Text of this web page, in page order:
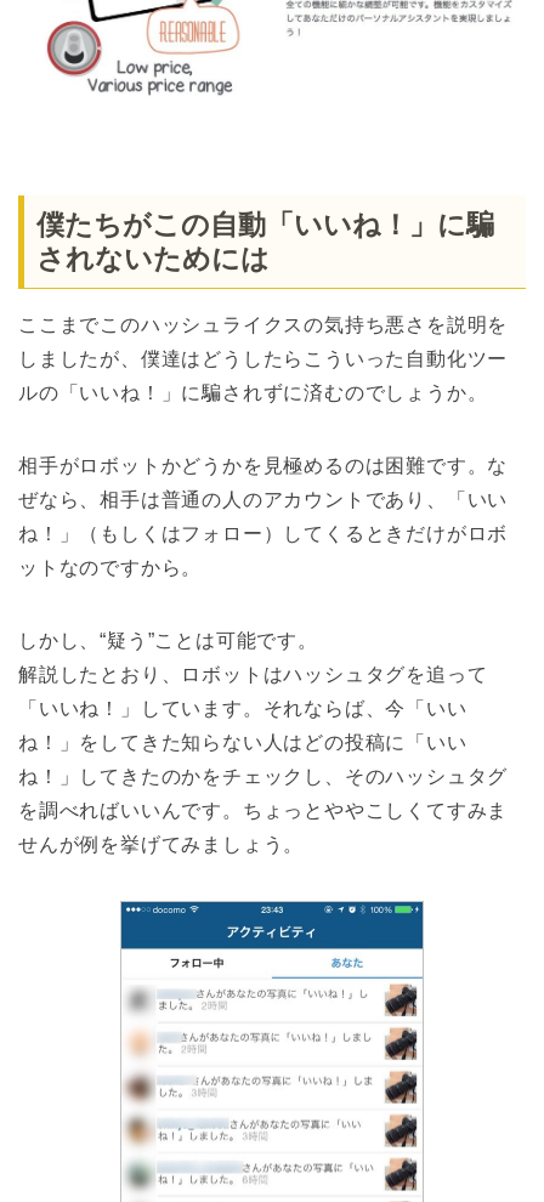
僕たちがこの自動「いいね！」に騙
されないためには
ここまでこのハッシュライクスの気持ち悪さを説明を
しましたが、僕達はどうしたらこういった自動化ツー
ルの「いいね！」に騙されずに済むのでしょうか。
相手がロボットかどうかを見極めるのは困難です。な
ぜなら、相手は普通の人のアカウントであり、「いい
ね！」（もしくはフォロー）してくるときだけがロボ
ットなのですから。
しかし、“疑う”ことは可能です。
解説したとおり、ロボットはハッシュタグを追って
「いいね！」しています。それならば、今「いい
ね！」をしてきた知らない人はどの投稿に「いい
ね！」してきたのかをチェックし、そのハッシュタグ
を調べればいいんです。ちょっとややこしくてすみま
せんが例を挙げてみましょう。